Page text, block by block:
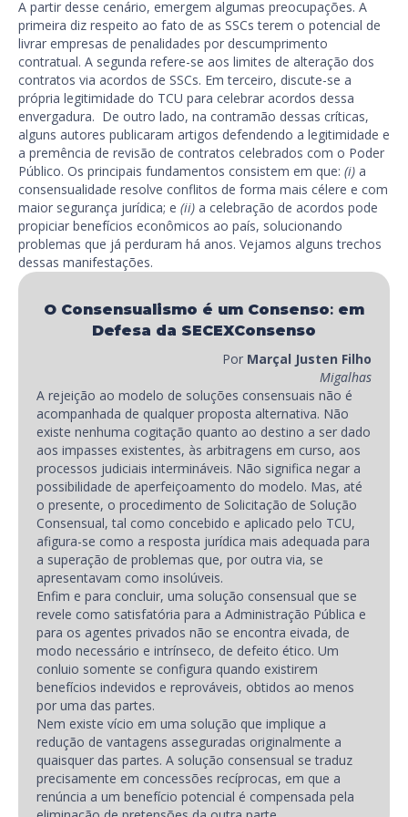
A partir desse cenário, emergem algumas preocupações. A
primeira diz respeito ao fato de as SSCs terem o potencial de
livrar empresas de penalidades por descumprimento
contratual. A segunda refere-se aos limites de alteração dos
contratos via acordos de SSCs. Em terceiro, discute-se a
própria legitimidade do TCU para celebrar acordos dessa
envergadura. De outro lado, na contramão dessas críticas,
alguns autores publicaram artigos defendendo a legitimidade e
a premência de revisão de contratos celebrados com o Poder
Público. Os principais fundamentos consistem em que: (i) a
consensualidade resolve conflitos de forma mais célere e com
maior segurança jurídica; e (ii) a celebração de acordos pode
propiciar benefícios econômicos ao país, solucionando
problemas que já perduram há anos. Vejamos alguns trechos
dessas manifestações.
O Consensualismo é um Consenso: em
Defesa da SECEXConsenso
Por Marçal Justen Filho
Migalhas
A rejeição ao modelo de soluções consensuais não é
acompanhada de qualquer proposta alternativa. Não
existe nenhuma cogitação quanto ao destino a ser dado
aos impasses existentes, às arbitragens em curso, aos
processos judiciais intermináveis. Não significa negar a
possibilidade de aperfeiçoamento do modelo. Mas, até
o presente, o procedimento de Solicitação de Solução
Consensual, tal como concebido e aplicado pelo TCU,
afigura-se como a resposta jurídica mais adequada para
a superação de problemas que, por outra via, se
apresentavam como insolúveis.
Enfim e para concluir, uma solução consensual que se
revele como satisfatória para a Administração Pública e
para os agentes privados não se encontra eivada, de
modo necessário e intrínseco, de defeito ético. Um
conluio somente se configura quando existirem
benefícios indevidos e reprováveis, obtidos ao menos
por uma das partes.
Nem existe vício em uma solução que implique a
redução de vantagens asseguradas originalmente a
quaisquer das partes. A solução consensual se traduz
precisamente em concessões recíprocas, em que a
renúncia a um benefício potencial é compensada pela